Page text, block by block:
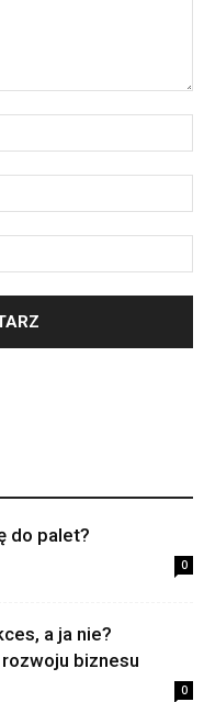
do palet?
0
a ja nie?
biznesu
0